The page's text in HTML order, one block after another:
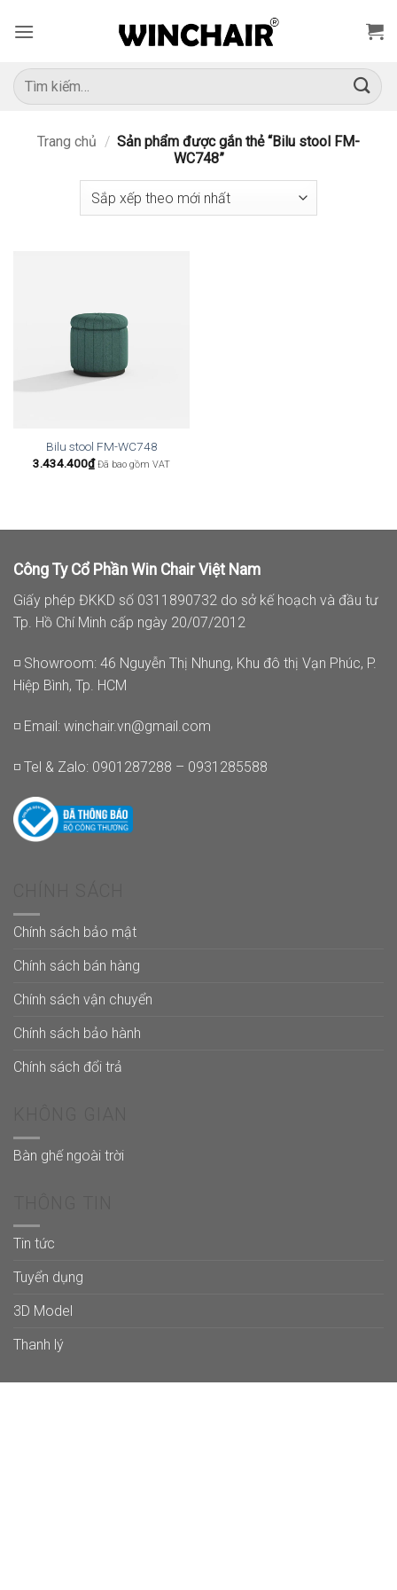
qua
dung
Tìm
kiếm:
Trang chủ / Sản phẩm được gắn thẻ “Bilu stool FM-
WC748”
Bilu stool FM-WC748
3.434.400₫ Đã bao gồm VAT
Công Ty Cổ Phần Win Chair Việt Nam
Giấy phép ĐKKD số 0311890732 do sở kế hoạch và đầu tư
Tp. Hồ Chí Minh cấp ngày 20/07/2012
◽ Showroom: 46 Nguyễn Thị Nhung, Khu đô thị Vạn Phúc, P.
Hiệp Bình, Tp. HCM
◽ Email: winchair.vn@gmail.com
◽ Tel & Zalo: 0901287288 – 0931285588
Chính sách bảo mật
Chính sách bán hàng
Chính sách vận chuyển
Chính sách bảo hành
Chính sách đổi trả
Bàn ghế ngoài trời
Tin tức
Tuyển dụng
3D Model
Thanh lý